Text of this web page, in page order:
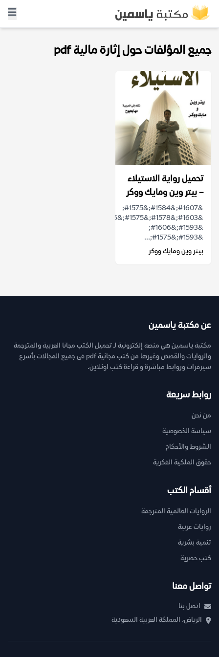
جميع المؤلفات حول إثارة مالية pdf
تحميل رواية الاستيلاء
– بيتر وين ومايك ووكر
&#1607;&#1584;&#1575;
&#1593;&#1606;
&#1593;&#1575;...
بيتر وين ومايك ووكر
عن مكتبة ياسمين
مكتبة ياسمين هي منصة إلكترونية لـ تحميل الكتب مجانا العربية والمترجمة
والروايات والقصص وغيرها من كتب مجانية pdf فى جميع المجالات بأسرع
سيرفرات وروابط مباشرة و قراءة كتب اونلاين.
روابط سريعة
من نحن
سياسة الخصوصية
الشروط والأحكام
حقوق الملكية الفكرية
أقسام الكتب
الروايات العالمية المترجمة
روايات عربية
تنمية بشرية
كتب حصرية
تواصل معنا
اتصل بنا
الرياض، المملكة العربية السعودية